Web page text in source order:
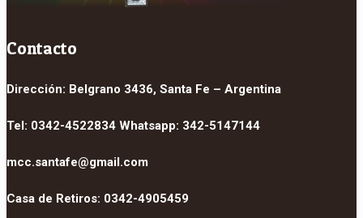
Contacto
Dirección: Belgrano 3436, Santa Fe – Argentina
Tel: 0342-4522834 Whatsapp: 342-5147144
mcc.santafe@gmail.com
Casa de Retiros: 0342-4905459